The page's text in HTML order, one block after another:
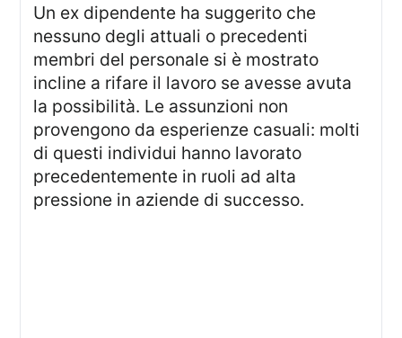
Un ex dipendente ha suggerito che
nessuno degli attuali o precedenti
membri del personale si è mostrato
incline a rifare il lavoro se avesse avuta
la possibilità. Le assunzioni non
provengono da esperienze casuali: molti
di questi individui hanno lavorato
precedentemente in ruoli ad alta
pressione in aziende di successo.